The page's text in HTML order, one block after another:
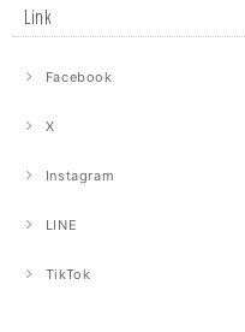
Link
Facebook
X
Instagram
LINE
TikTok